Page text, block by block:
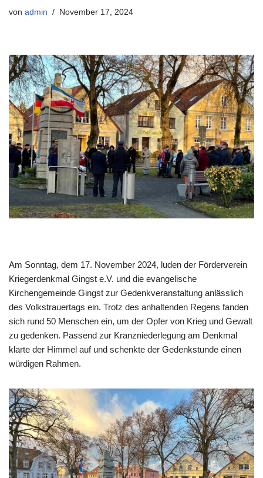
von admin November 17, 2024
Am Sonntag, dem 17. November 2024, luden der Förderverein
Kriegerdenkmal Gingst e.V. und die evangelische
Kirchengemeinde Gingst zur Gedenkveranstaltung anlässlich
des Volkstrauertags ein. Trotz des anhaltenden Regens fanden
sich rund 50 Menschen ein, um der Opfer von Krieg und Gewalt
zu gedenken. Passend zur Kranzniederlegung am Denkmal
klarte der Himmel auf und schenkte der Gedenkstunde einen
würdigen Rahmen.